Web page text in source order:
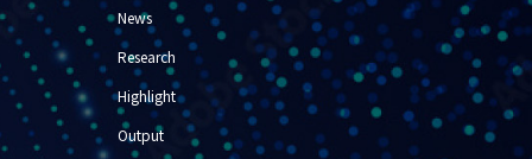
News
Research
Highlight
Output